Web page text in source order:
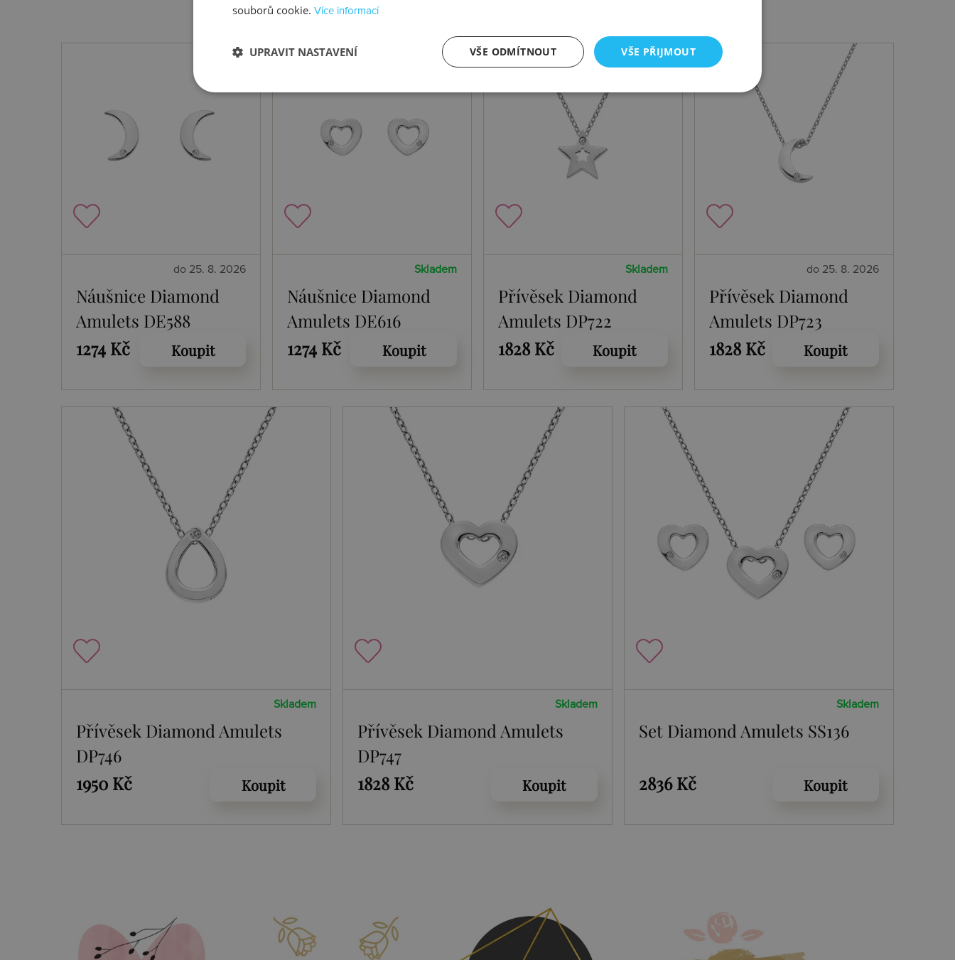
do 25. 8. 2026
Náušnice Diamond
Amulets DE588
1274 Kč
Koupit
Skladem
Náušnice Diamond
Amulets DE616
1274 Kč
Koupit
Skladem
Přívěsek Diamond
Amulets DP722
1828 Kč
Koupit
do 25. 8. 2026
Přívěsek Diamond
Amulets DP723
1828 Kč
Koupit
Skladem
Přívěsek Diamond Amulets
DP746
1950 Kč
Koupit
Skladem
Přívěsek Diamond Amulets
DP747
1828 Kč
Koupit
Skladem
Set Diamond Amulets SS136
2836 Kč Koupit
souborů cookie. Více informací
VŠE PŘIJMOUT
VŠE ODMÍTNOUT
UPRAVIT NASTAVENÍ